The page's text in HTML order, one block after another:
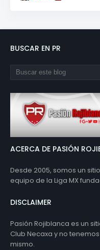
BUSCAR EN PR
ACERCA DE PASIÓN
Desde 2005, somos un
equipo de la Liga MX
DISCLAIMER
Pasión Rojiblanca es un
Club Necaxa y no
mismo.